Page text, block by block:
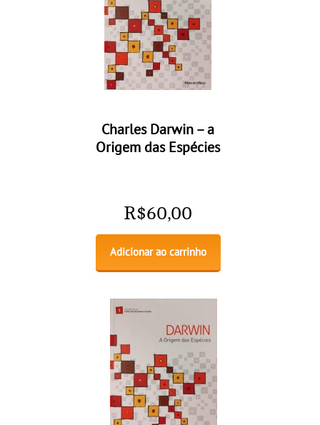
Charles Darwin – a
Origem das Espécies
R$60,00
Adicionar ao carrinho